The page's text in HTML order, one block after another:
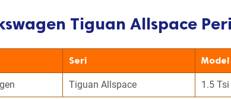
Tiguan Allspace
Seri Model
Tiguan Allspace 1.5 Tsi